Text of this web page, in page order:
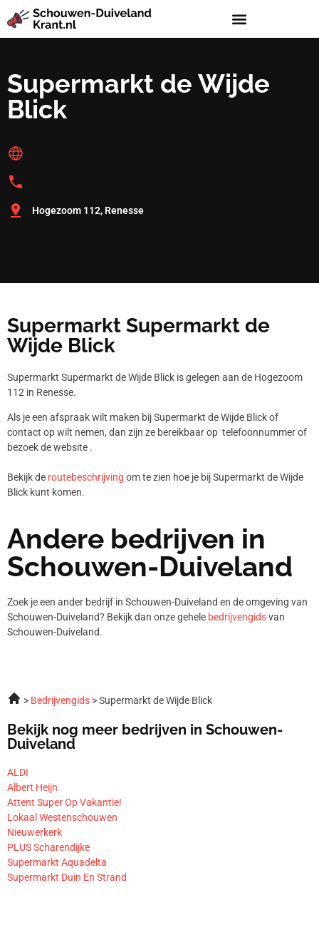
Supermarkt de Wijde
Blick
Hogezoom 112, Renesse
Supermarkt Supermarkt de
Wijde Blick
Supermarkt Supermarkt de Wijde Blick is gelegen aan de Hogezoom
112 in Renesse.
Als je een afspraak wilt maken bij Supermarkt de Wijde Blick of
contact op wilt nemen, dan zijn ze bereikbaar op telefoonnummerof
bezoek de website .
Bekijk de routebeschrijving om te zien hoe je bij Supermarkt de Wijde
Blick kunt komen.
Andere bedrijven in
Schouwen-Duiveland
Zoek je een ander bedrijf in Schouwen-Duiveland en de omgeving van
Schouwen-Duiveland? Bekijk dan onze gehele bedrijvengidsvan
Schouwen-Duiveland.
Bedrijvengids Supermarkt de Wijde Blick
Bekijk nog meer bedrijven in Schouwen-
Duiveland
ALDI
Albert Heijn
Attent Super Op Vakantie!
Lokaal Westenschouwen
Nieuwerkerk
PLUS Scharendijke
Supermarkt Aquadelta
Supermarkt Duin En Strand